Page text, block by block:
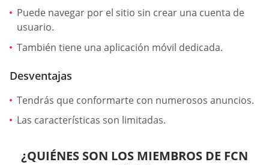
Puede navegar por el sitio sin crear una cuenta de
usuario.
También tiene una aplicación móvil dedicada.
Desventajas
Tendrás que conformarte con numerosos anuncios.
Las características son limitadas.
¿QUIÉNES SON LOS MIEMBROS DE FCN